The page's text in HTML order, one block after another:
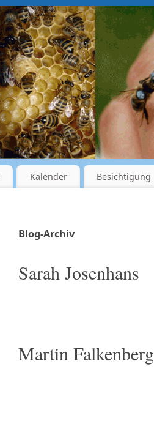
Kalender Besichtigung
Blog-Archiv
Sarah Josenhans
Martin Falkenberg